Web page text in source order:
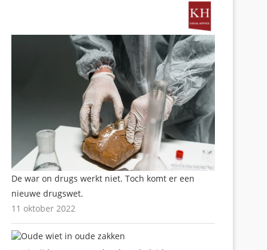
De war on drugs werkt niet. Toch komt er een
nieuwe drugswet.
11 oktober 2022